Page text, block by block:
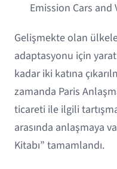
Emission Cars and
Gelişmekte olan
adaptasyonu için
kadar iki katına
zamanda Paris
ticareti ile ilgili
arasında anlaşmaya
Kitabı” tamamlandı.